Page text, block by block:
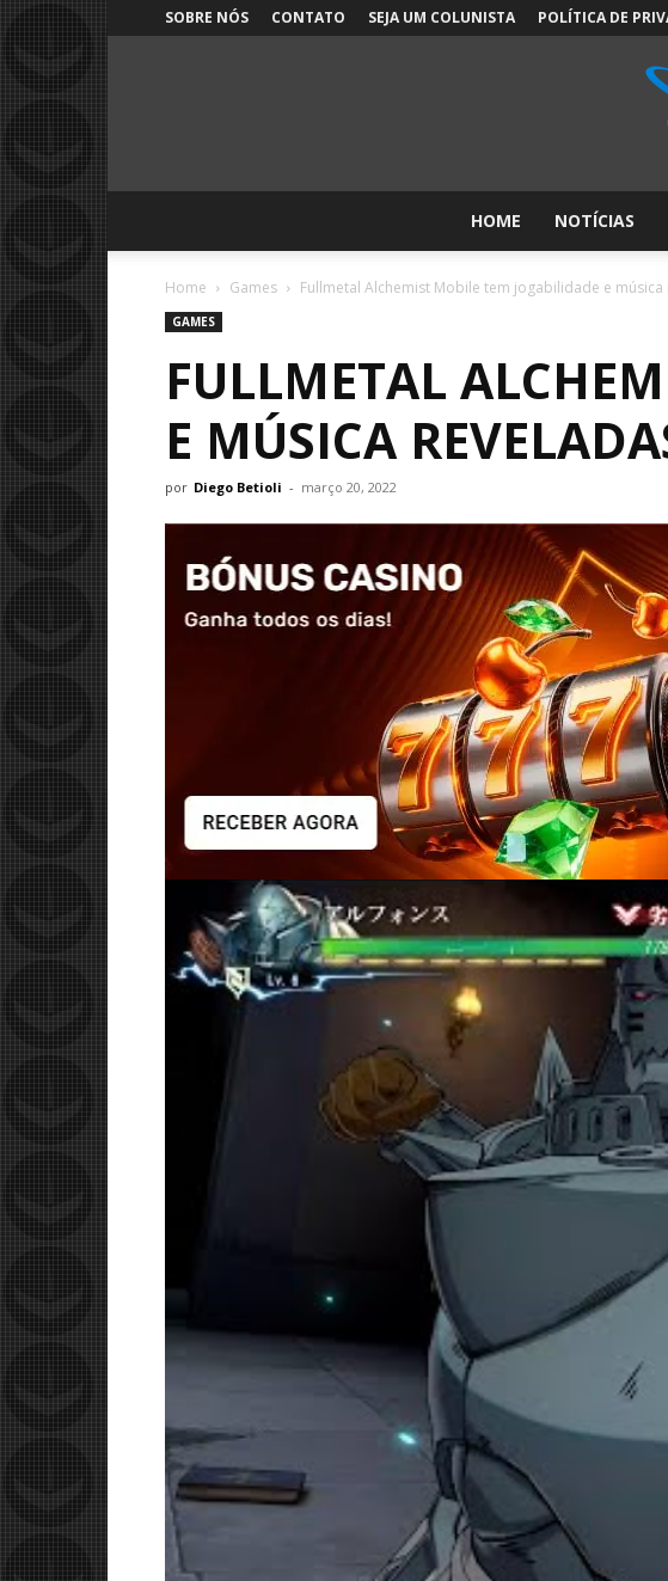
SOBRE NÓS CONTATO SEJA UM COLUNISTA POLÍTICA DE
HOME NOTÍCIAS
Home Games Fullmetal Alchemist Mobile tem jogabilidade e música
GAMES
FULLMETAL
E MÚSICA
por Diego Betioli - março 20, 2022